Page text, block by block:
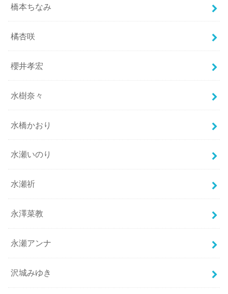
橋本ちなみ
橘杏咲
櫻井孝宏
水樹奈々
水橋かおり
水瀬いのり
水瀬祈
永澤菜教
永瀬アンナ
沢城みゆき